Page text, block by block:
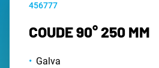
456777
COUDE 90° 250 MM
Galva